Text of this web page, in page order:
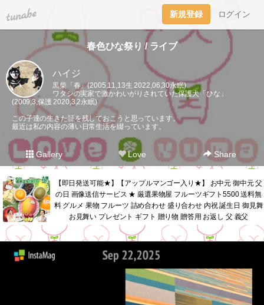
tuna.be 新規登録 ログイン
春色ひな祭り / ライブ
ハイジ
黒柴「春」(2005,11,13生 2022,06,30永眠)
ワタシの実家で激かわいがりされていた保護犬「ひな」
(2009,3,保護 2020,3,2永眠)
この子達の生きた証を残しておこうと思っています。
最近は私の内容の薄い日常生活を綴っています。
Gallery Love Share
【即日発送可能★】【アップルマンゴー入り★】 お中元 御中元 父
の日 画像送信サービス ★ 厳選果物屋 フルーツギフト5500 送料無
料 グルメ 果物 フルーツ 詰め合わせ 盛り合わせ 内祝 誕生日 御見舞
お見舞い プレゼント ギフト 贈り物 贈答用 お返し 父 義父